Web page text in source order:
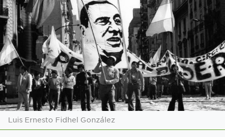
Luis Ernesto Fidhel González